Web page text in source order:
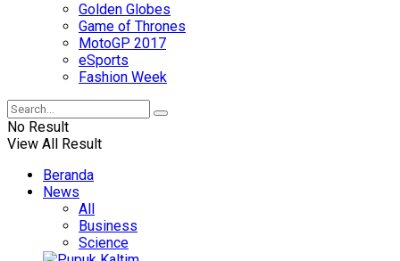
Golden Globes
Game of Thrones
MotoGP 2017
eSports
Fashion Week
No Result
View All Result
Beranda
News
All
Business
Science